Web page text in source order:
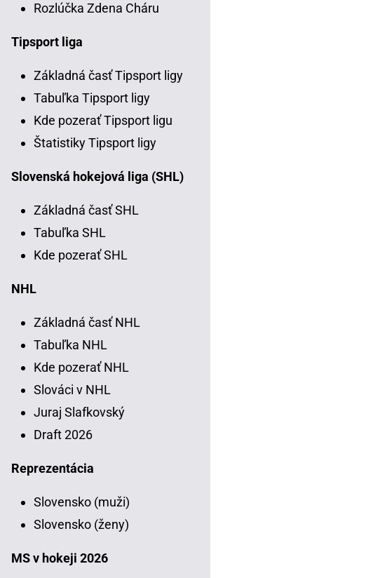
Rozlúčka Zdena Cháru
Tipsport liga
Základná časť Tipsport ligy
Tabuľka Tipsport ligy
Kde pozerať Tipsport ligu
Štatistiky Tipsport ligy
Slovenská hokejová liga (SHL)
Základná časť SHL
Tabuľka SHL
Kde pozerať SHL
NHL
Základná časť NHL
Tabuľka NHL
Kde pozerať NHL
Slováci v NHL
Juraj Slafkovský
Draft 2026
Reprezentácia
Slovensko (muži)
Slovensko (ženy)
MS v hokeji 2026